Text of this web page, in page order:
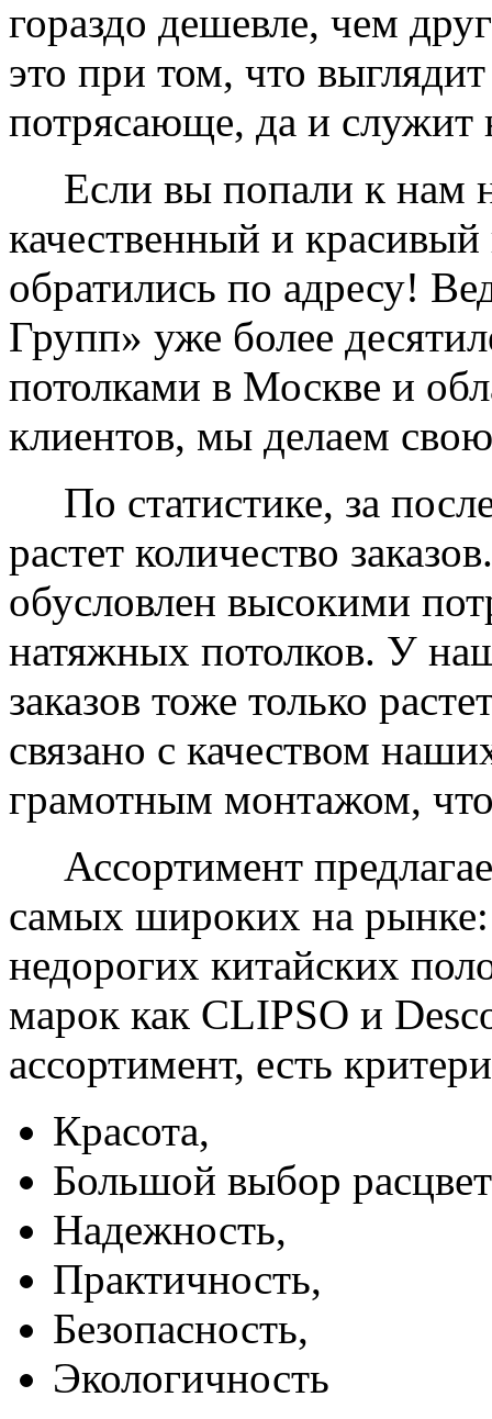
гораздо дешевле, чем
это при том, что
потрясающе, да и служит
Если вы попали к нам
качественный и
обратились по адресу!
Групп» уже более
потолками в Москве и
клиентов, мы делаем
По статистике, за
растет количество
обусловлен высокими
натяжных потолков. У
заказов тоже только
связано с качеством
грамотным монтажом,
Ассортимент
самых широких на
недорогих китайских
марок как CLIPSO и
ассортимент, есть
Красота,
Большой выбор
Надежность,
Практичность,
Безопасность,
Экологичность